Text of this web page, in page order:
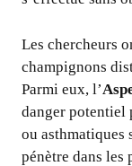
Les chercheurs
champignons
Parmi eux, l’
danger potentiel
ou asthmatiques
pénètre dans les